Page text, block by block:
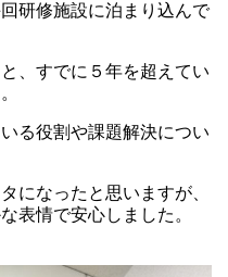
研修施設に泊まり込んで
、すでに５年を超えてい
る役割や課題解決につい
になったと思いますが、
表情で安心しました。